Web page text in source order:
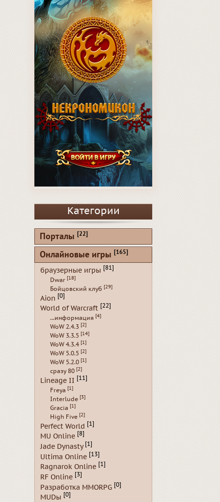
Категории
Порталы [22]
Онлайновые игры [165]
браузерные игры [81]
Dwar [18]
Бойцовский клуб [29]
Aion [0]
World of Warcraft [22]
...информация [4]
WoW 2.4.3 [2]
WoW 3.3.5 [14]
WoW 4.3.4 [1]
WoW 5.0.5 [2]
WoW 5.2.0 [1]
сразу 80 [2]
Lineage II [11]
Freya [1]
Interlude [3]
Gracia [1]
High Five [2]
Perfect World [1]
MU Online [8]
Jade Dynasty [1]
Ultima Online [13]
Ragnarok Online [1]
RF Online [3]
Разработка MMORPG [0]
MUDы [0]